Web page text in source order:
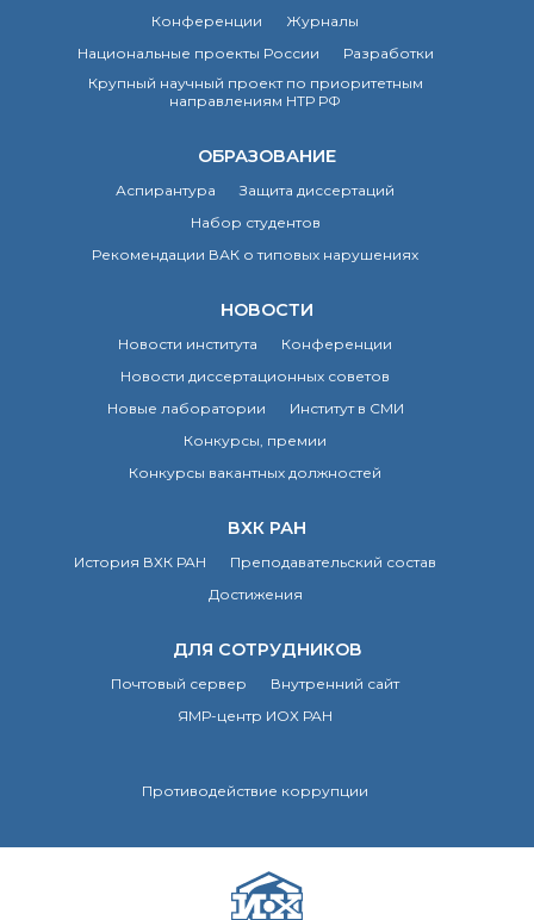
Конференции
Журналы
Национальные проекты России
Разработки
Крупный научный проект по приоритетным
направлениям НТР РФ
ОБРАЗОВАНИЕ
Аспирантура
Защита диссертаций
Набор студентов
Рекомендации ВАК о типовых нарушениях
НОВОСТИ
Новости института
Конференции
Новости диссертационных советов
Новые лаборатории
Институт в СМИ
Конкурсы, премии
Конкурсы вакантных должностей
ВХК РАН
История ВХК РАН
Преподавательский состав
Достижения
ДЛЯ СОТРУДНИКОВ
Почтовый сервер
Внутренний сайт
ЯМР-центр ИОХ РАН
Противодействие коррупции